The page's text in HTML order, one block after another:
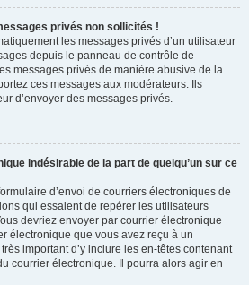
privés non sollicités !
les messages privés d’un utilisateur
depuis le panneau de contrôle de
messages privés de manière abusive de la
ces messages aux modérateurs. Ils
d’envoyer des messages privés.
indésirable de la part de quelqu’un sur ce
d’envoi de courriers électroniques de
qui essaient de repérer les utilisateurs
devriez envoyer par courrier électronique
électronique que vous avez reçu à un
important d’y inclure les en-têtes contenant
courrier électronique. Il pourra alors agir en